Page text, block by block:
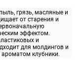
грязь, масляные и
от старения и
эффектом.
и
для молдингов и
клубники.